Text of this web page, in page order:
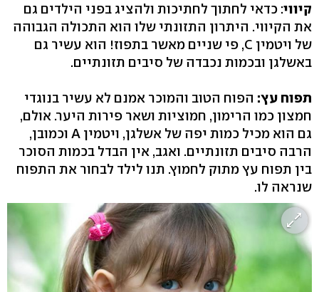
קיווי: כדאי לחתוך לחתיכות ולהציג בפני הילדים גם
את הקיווי. היתרון התזונתי שלו הוא התכולה הגבוהה
של ויטמין C, פי שניים מאשר בתפוז! הוא עשיר גם
באשלגן ובכמות נכבדה של סיבים תזונתיים.
תפוח עץ: הפוח הטוב והמוכר אמנם לא עשיר בנוגדי
חמצון כמו הרימון, חמוציות ושאר פירות היער. אולם,
גם הוא מכיל כמות יפה של אשלגן, ויטמין A וכמובן,
הרבה סיבים תזונתיים. ואגב, אין הבדל בכמות הסוכר
בין תפוח עץ מתוק לחמוץ. תנו לילד לבחור את התפוח
שנראה לו.